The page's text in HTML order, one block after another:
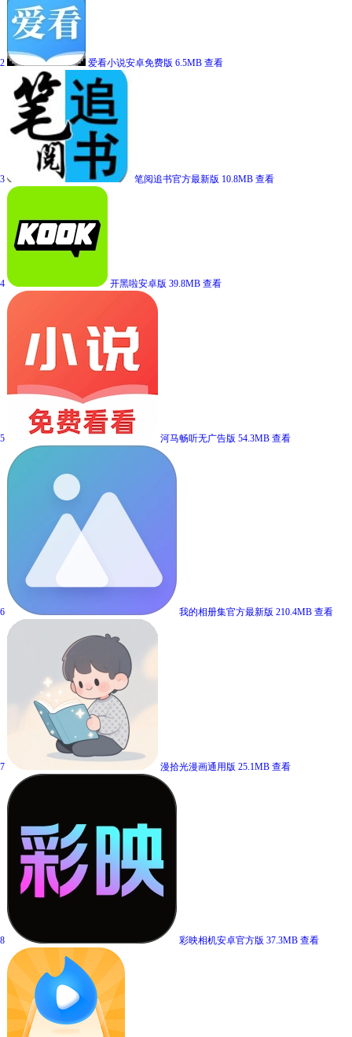
2 爱看小说安卓免费版 6.5MB 查看
3 笔阅追书官方最新版 10.8MB 查看
4 开黑啦安卓版 39.8MB 查看
5 河马畅听无广告版 54.3MB 查看
6 我的相册集官方最新版 210.4MB 查看
7 漫拾光漫画通用版 25.1MB 查看
8 彩映相机安卓官方版 37.3MB 查看